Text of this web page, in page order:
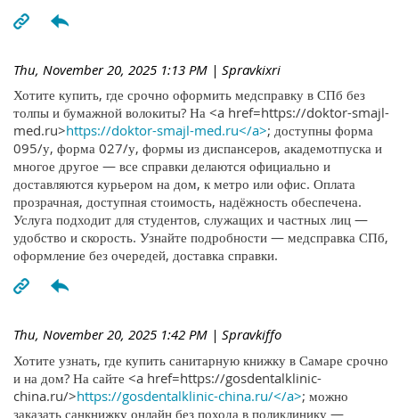
Thu, November 20, 2025 1:13 PM | Spravkixri
Хотите купить, где срочно оформить медсправку в СПб без
толпы и бумажной волокиты? На <a href=https://doktor-smajl-
med.ru>https://doktor-smajl-med.ru</a>; доступны форма
095/у, форма 027/у, формы из диспансеров, академотпуска и
многое другое — все справки делаются официально и
доставляются курьером на дом, к метро или офис. Оплата
прозрачная, доступная стоимость, надёжность обеспечена.
Услуга подходит для студентов, служащих и частных лиц —
удобство и скорость. Узнайте подробности — медсправка СПб,
оформление без очередей, доставка справки.
Thu, November 20, 2025 1:42 PM | Spravkiffo
Хотите узнать, где купить санитарную книжку в Самаре срочно
и на дом? На сайте <a href=https://gosdentalklinic-
china.ru/>https://gosdentalklinic-china.ru/</a>; можно
заказать санкнижку онлайн без похода в поликлинику —